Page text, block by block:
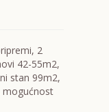
2
42-55m2,
stan 99m2,
mogućnost